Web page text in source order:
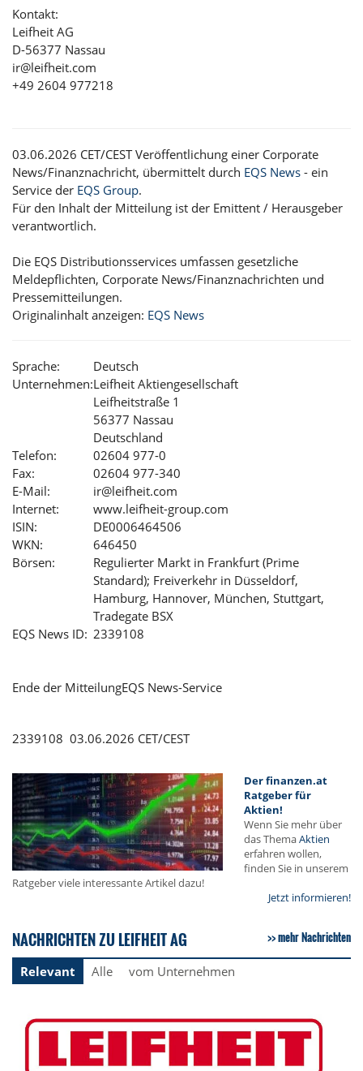
Kontakt:
Leifheit AG
D-56377 Nassau
ir@leifheit.com
+49 2604 977218
03.06.2026 CET/CEST Veröffentlichung einer Corporate
News/Finanznachricht, übermittelt durch EQS News - ein
Service der EQS Group.
Für den Inhalt der Mitteilung ist der Emittent / Herausgeber
verantwortlich.
Die EQS Distributionsservices umfassen gesetzliche
Meldepflichten, Corporate News/Finanznachrichten und
Pressemitteilungen.
Originalinhalt anzeigen: EQS News
Sprache:
Deutsch
Unternehmen:Leifheit Aktiengesellschaft
Leifheitstraße 1
56377 Nassau
Deutschland
Telefon:
02604 977-0
Fax:
02604 977-340
E-Mail:
ir@leifheit.com
Internet:
www.leifheit-group.com
ISIN:
DE0006464506
WKN:
646450
Börsen:
Regulierter Markt in Frankfurt (Prime
Standard); Freiverkehr in Düsseldorf,
Hamburg, Hannover, München, Stuttgart,
Tradegate BSX
EQS News ID: 2339108
Ende der MitteilungEQS News-Service
2339108 03.06.2026 CET/CEST
Der finanzen.at
Ratgeber für
Aktien!
Wenn Sie mehr über
das ThemaAktien
erfahren wollen,
finden Sie in unserem
Ratgeber viele interessante Artikel dazu!
Jetzt informieren!
NACHRICHTEN ZU LEIFHEIT AG mehr Nachrichten
Relevant Alle vom Unternehmen